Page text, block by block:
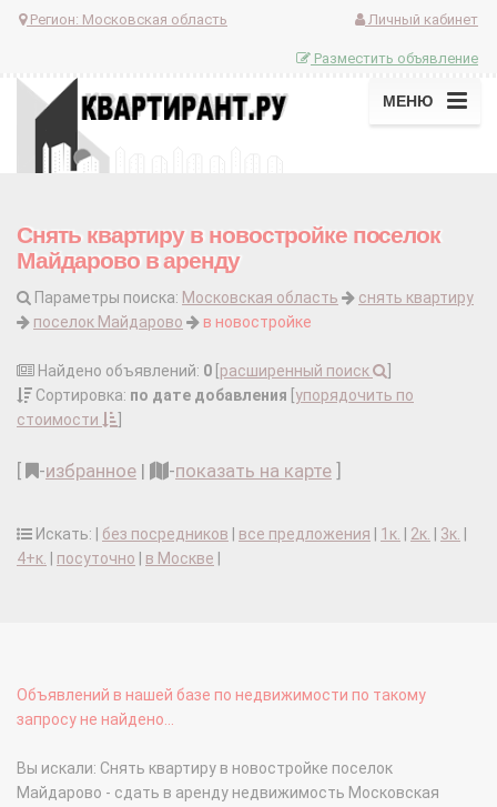
Регион: Московская область Личный кабинет
Разместить объявление
МЕНЮ
Снять квартиру в новостройке поселок
Майдарово в аренду
Параметры поиска: Московская область
снять квартиру
поселок Майдарово
в новостройке
Найдено объявлений: 0 расширенный поиск
Сортировка: по дате добавления упорядочить по
стоимости
-избранное | -показать на карте
Искать: | без посредников все предложения 1к. 2к. 3к.
4+к.
посуточно в Москве
Объявлений в нашей базе по недвижимости по такому
запросу не найдено...
Вы искали: Снять квартиру в новостройке поселок
Майдарово - сдать в аренду недвижимость Московская